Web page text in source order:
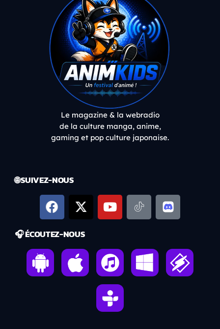
Le magazine & la webradio
de la culture manga, anime,
gaming et pop culture japonaise.
🌐 SUIVEZ-NOUS
🎧 ÉCOUTEZ-NOUS